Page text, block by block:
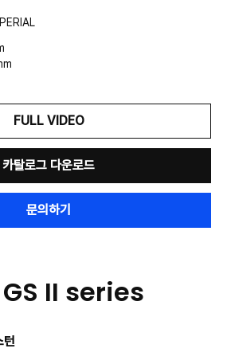
FULL VIDEO
카탈로그 다운로드
문의하기
II series
턴